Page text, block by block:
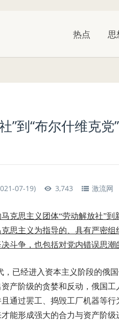
热点 思
”到“布尔什维克
07-19) 3,743 激流网
马克思主义团体“劳动解放社”
思主义为指导的、具有严密
斗争，也包括对党内错误思潮
，已经进入资本主义阶段的俄
产阶级的贪婪和反动，俄国
通过罢工、捣毁工厂机器等
能形成强大的合力与资产阶